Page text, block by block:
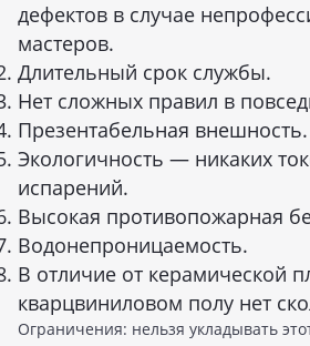
дефектов в случае
мастеров.
Длительный срок службы.
Нет сложных правил в
Презентабельная внешность.
Экологичность — никаких
испарений.
Высокая противопожарная
Водонепроницаемость.
В отличие от керамической
кварцвиниловом полу нет
Ограничения: нельзя укладывать